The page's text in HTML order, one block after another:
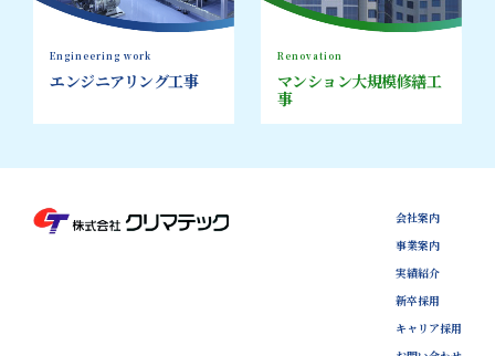
Engineering work
エンジニアリング工事
Renovation
マンション大規模修繕工
事
会社案内
事業案内
実績紹介
新卒採用
キャリア採用